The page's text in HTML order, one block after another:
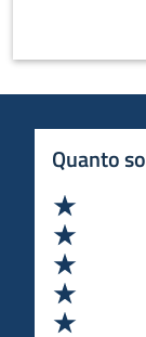
Quanto